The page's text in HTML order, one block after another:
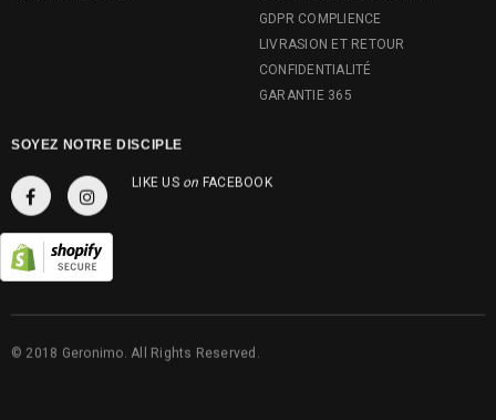
GDPR COMPLIENCE
LIVRASION ET RETOUR
CONFIDENTIALITÉ
GARANTIE 365
SOYEZ NOTRE DISCIPLE
LIKE US FACEBOOK
© 2018 Geronimo. All Rights Reserved.